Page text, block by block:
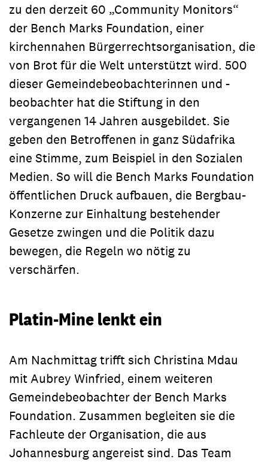
zu den derzeit 60 „Community Monitors“
der Bench Marks Foundation, einer
kirchennahen Bürgerrechtsorganisation, die
von Brot für die Welt unterstützt wird. 500
dieser Gemeindebeobachterinnen und -
beobachter hat die Stiftung in den
vergangenen 14 Jahren ausgebildet. Sie
geben den Betroffenen in ganz Südafrika
eine Stimme, zum Beispiel in den Sozialen
Medien. So will die Bench Marks Foundation
öffentlichen Druck aufbauen, die Bergbau-
Konzerne zur Einhaltung bestehender
Gesetze zwingen und die Politik dazu
bewegen, die Regeln wo nötig zu
verschärfen.
Platin-Mine lenkt ein
Am Nachmittag trifft sich Christina Mdau
mit Aubrey Winfried, einem weiteren
Gemeindebeobachter der Bench Marks
Foundation. Zusammen begleiten sie die
Fachleute der Organisation, die aus
Johannesburg angereist sind. Das Team